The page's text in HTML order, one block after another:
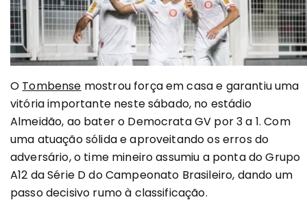
O Tombense mostrou força em casa e garantiu uma
vitória importante neste sábado, no estádio
Almeidão, ao bater o Democrata GV por 3 a 1. Com
uma atuação sólida e aproveitando os erros do
adversário, o time mineiro assumiu a ponta do Grupo
A12 da Série D do Campeonato Brasileiro, dando um
passo decisivo rumo à classificação.